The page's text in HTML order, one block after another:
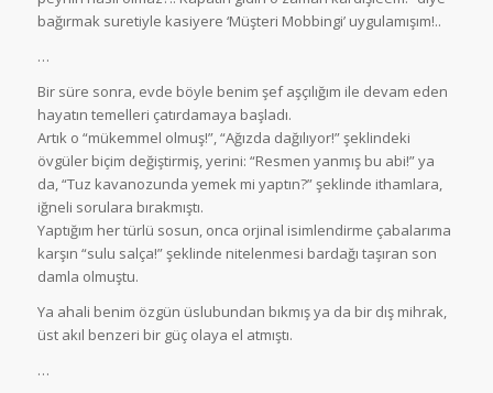
bağırmak suretiyle kasiyere ‘Müşteri Mobbingi’ uygulamışım!..
…
Bir süre sonra, evde böyle benim şef aşçılığım ile devam eden
hayatın temelleri çatırdamaya başladı.
Artık o “mükemmel olmuş!”, “Ağızda dağılıyor!” şeklindeki
övgüler biçim değiştirmiş, yerini: “Resmen yanmış bu abi!” ya
da, “Tuz kavanozunda yemek mi yaptın?” şeklinde ithamlara,
iğneli sorulara bırakmıştı.
Yaptığım her türlü sosun, onca orjinal isimlendirme çabalarıma
karşın “sulu salça!” şeklinde nitelenmesi bardağı taşıran son
damla olmuştu.
Ya ahali benim özgün üslubundan bıkmış ya da bir dış mihrak,
üst akıl benzeri bir güç olaya el atmıştı.
…